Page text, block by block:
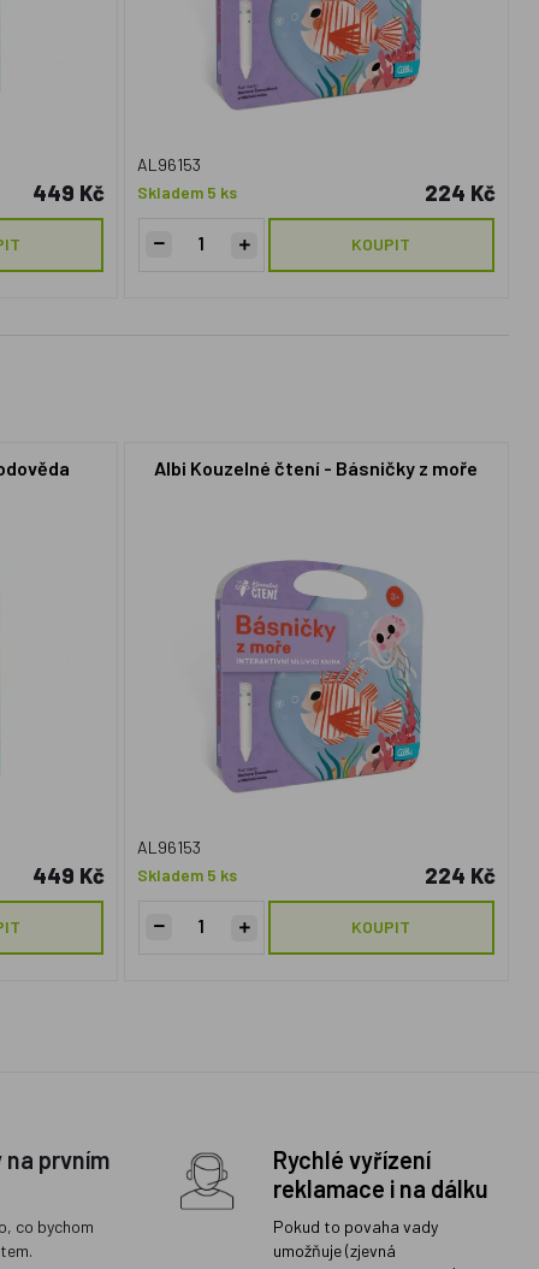
449 Kč
AL96153
Skladem 5 ks
224 Kč
KOUPIT
449 Kč
Albi Kouzelné čtení - Básničky z moře
AL96153
Skladem 5 ks
224 Kč
KOUPIT
na prvním
co bychom
Rychlé vyřízení
reklamace i na dálku
Pokud to povaha vady
umožňuje (zjevná